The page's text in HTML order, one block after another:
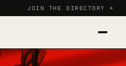
JOIN THE DIRECTORY →